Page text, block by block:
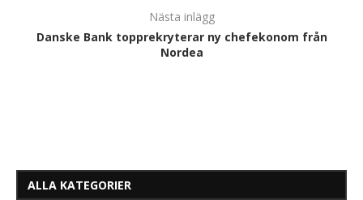
Nästa inlägg
Danske Bank topprekryterar ny chefekonom från
Nordea
ALLA KATEGORIER